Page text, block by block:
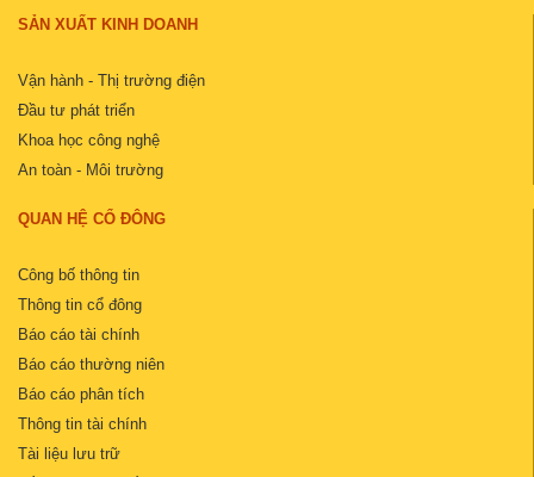
SẢN XUẤT KINH DOANH
Vận hành - Thị trường điện
Đầu tư phát triển
Khoa học công nghệ
An toàn - Môi trường
QUAN HỆ CỔ ĐÔNG
Công bố thông tin
Thông tin cổ đông
Báo cáo tài chính
Báo cáo thường niên
Báo cáo phân tích
Thông tin tài chính
Tài liệu lưu trữ